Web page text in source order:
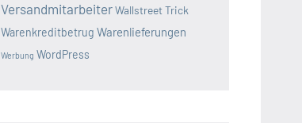
VersandmitarbeiterWallstreet Trick
Warenkreditbetrug Warenlieferungen
Werbung WordPress